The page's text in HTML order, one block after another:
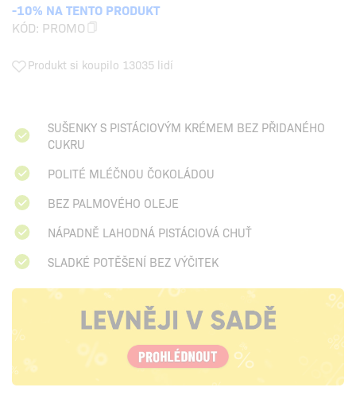
-10% NA TENTO PRODUKT
KÓD: PROMO
Produkt si koupilo 13035 lidí
SUŠENKY S PISTÁCIOVÝM KRÉMEM BEZ PŘIDANÉHO
CUKRU
POLITÉ MLÉČNOU ČOKOLÁDOU
BEZ PALMOVÉHO OLEJE
NÁPADNĚ LAHODNÁ PISTÁCIOVÁ CHUŤ
SLADKÉ POTĚŠENÍ BEZ VÝČITEK